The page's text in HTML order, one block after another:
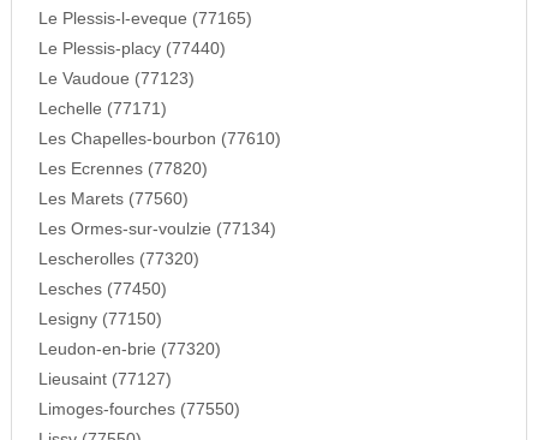
Le Plessis-l-eveque (77165)
Le Plessis-placy (77440)
Le Vaudoue (77123)
Lechelle (77171)
Les Chapelles-bourbon (77610)
Les Ecrennes (77820)
Les Marets (77560)
Les Ormes-sur-voulzie (77134)
Lescherolles (77320)
Lesches (77450)
Lesigny (77150)
Leudon-en-brie (77320)
Lieusaint (77127)
Limoges-fourches (77550)